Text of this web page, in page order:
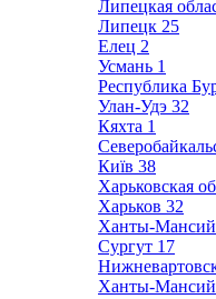
Липецкая
Липецк 25
Елец 2
Усмань 1
Республика
Улан-Удэ 32
Кяхта 1
Київ 38
Харьковская
Харьков 32
Ханты-
Сургут 17
Ханты-